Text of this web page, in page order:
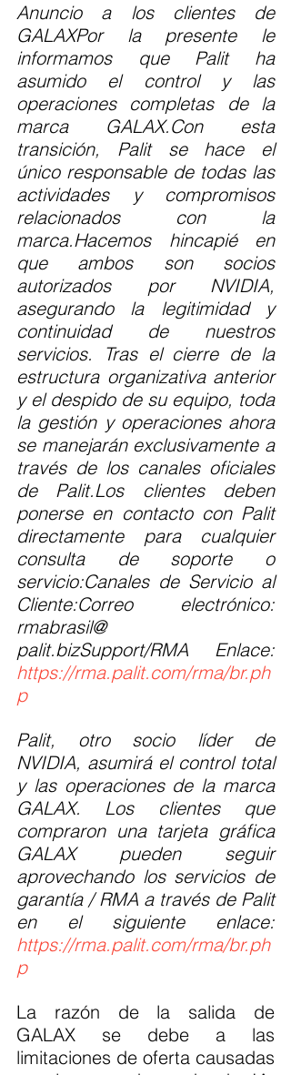
Anuncio a los clientes de
GALAXPor la presente le
informamos que Palit ha
asumido el control y las
operaciones completas de la
marca GALAX.Con esta
transición, Palit se hace el
único responsable de todas las
actividades y compromisos
relacionados con la
marca.Hacemos hincapié en
que ambos son socios
autorizados por NVIDIA,
asegurando la legitimidad y
continuidad de nuestros
servicios. Tras el cierre de la
estructura organizativa anterior
y el despido de su equipo, toda
la gestión y operaciones ahora
se manejarán exclusivamente a
través de los canales oficiales
de Palit.Los clientes deben
ponerse en contacto con Palit
directamente para cualquier
consulta de soporte o
servicio:Canales de Servicio al
Cliente:Correo electrónico:
rmabrasil@
https://rma.palit.com/rma/br.ph
p
Palit, otro socio líder de
NVIDIA, asumirá el control total
y las operaciones de la marca
GALAX. Los clientes que
compraron una tarjeta gráfica
GALAX pueden seguir
aprovechando los servicios de
garantía / RMA a través de Palit
https://rma.palit.com/rma/br.ph
p
La razón de la salida de
GALAX se debe a las
limitaciones de oferta causadas